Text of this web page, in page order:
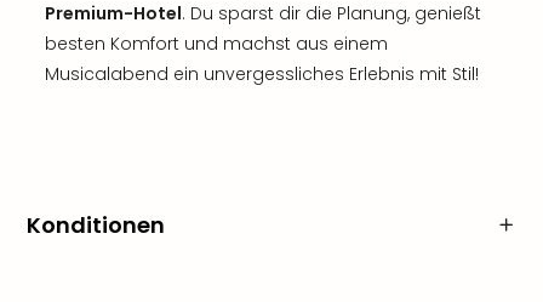
Premium-Hotel. Du sparst dir die Planung, genießt
besten Komfort und machst aus einem
Musicalabend ein unvergessliches Erlebnis mit Stil!
Konditionen